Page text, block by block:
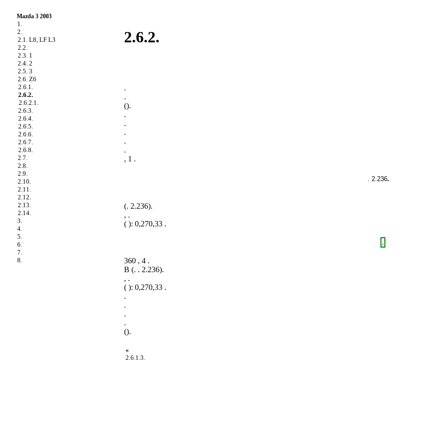
Mazda 3 2003
1.
2.
2.1. L8, LF L3
2.2.
2.3. 1
2.4. 2
2.5. 3
2.6. Z6
2.6.1.
2.6.2.
2.6.2.1.
2.6.3.
2.6.4.
2.6.5.
2.6.6.
2.6.7.
2.6.8.
2.7.
2.8.
2.9.
2.10.
2.11.
2.12.
2.13.
2.14.
3.
4.
5.
6.
7.
8.
2.6.2.
.
.
().
.
.
.
.
.
, 1 .
. 2.236.
(. 2.236).
, .
( ): 0,270,33 .
.
360 , 4 .
B (. . 2.236).
, .
( ): 0,270,33 .
.
.
.
.
().
«
2.6.1.3.